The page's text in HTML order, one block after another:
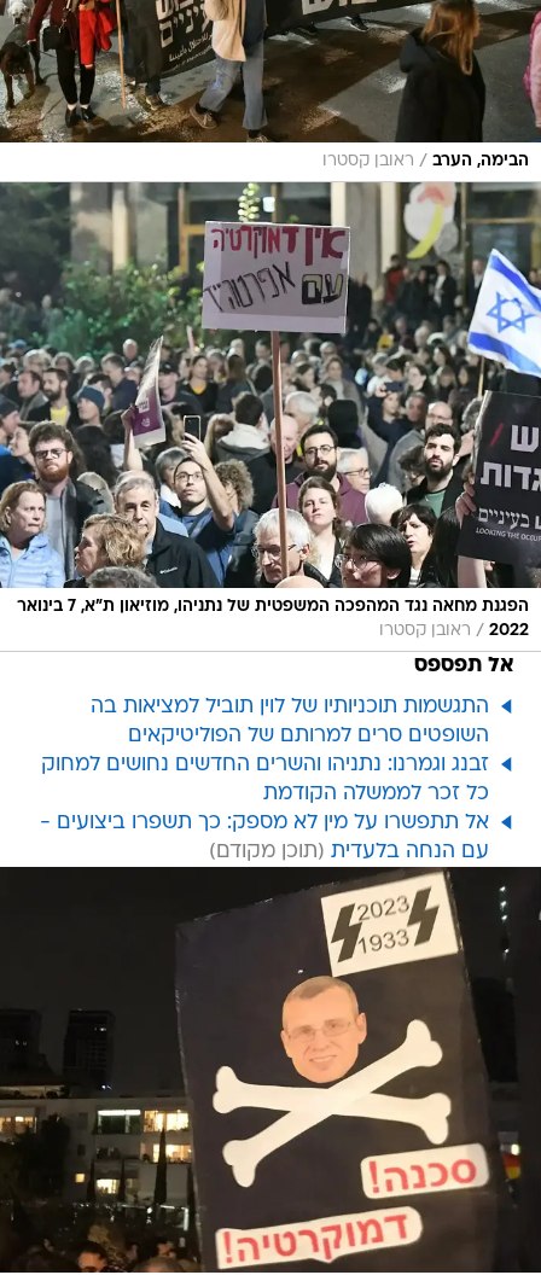
הבימה, הערב / ראובן קסטרו
הפגנת מחאה נגד המהפכה המשפטית של נתניהו, מוזיאון ת"א, 7 בינואר
2022
/ ראובן קסטרו
אל תפספס
התגשמות תוכניותיו של לוין תוביל למציאות בה
השופטים סרים למרותם של הפוליטיקאים
זבנג וגמרנו: נתניהו והשרים החדשים נחושים למחוק
כל זכר לממשלה הקודמת
אל תתפשרו על מין לא מספק: כך תשפרו ביצועים -
עם הנחה בלעדית